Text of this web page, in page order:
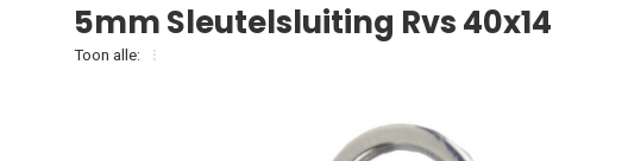
5mm Sleutelsluiting Rvs 40x14
Toon alle: